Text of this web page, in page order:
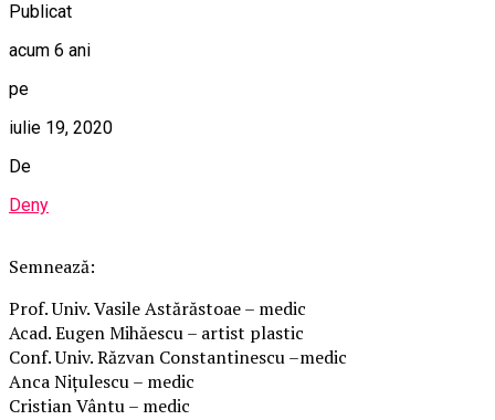
Publicat
acum 6 ani
pe
iulie 19, 2020
De
Deny
Semnează:
Prof. Univ. Vasile Astărăstoae – medic
Acad. Eugen Mihăescu – artist plastic
Conf. Univ. Răzvan Constantinescu –medic
Anca Nițulescu – medic
Cristian Vântu – medic